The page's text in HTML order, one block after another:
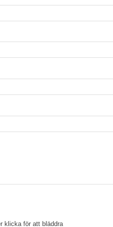
klicka för att bläddra